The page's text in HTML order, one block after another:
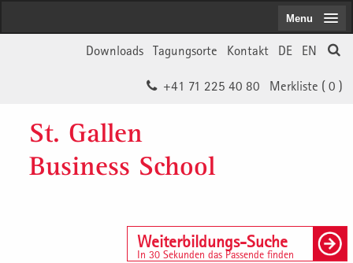
EN
DE
Kontakt
Tagungsorte
Downloads
Merkliste ( 0 )
+41 71 225 40 80
St. Gallen
Business School
Weiterbildungs-Suche
In 30 Sekunden das Passende finden
Menu